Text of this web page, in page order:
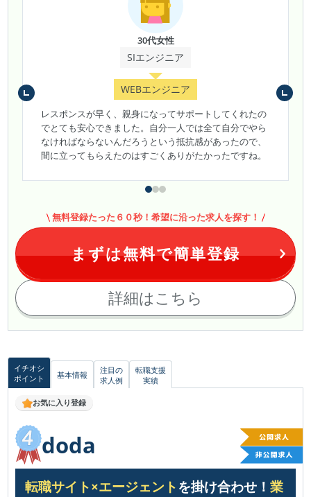
30代女性
SIエンジニア
WEBエンジニア
レスポンスが早く、親身になってサポートしてくれたの
でとても安心できました。自分一人では全て自分でやら
なければならないんだろうという抵抗感があったので、
間に立ってもらえたのはすごくありがたかったですね。
詳細はこちら
無料登録たった６０秒！希望に沿った求人を探す！
まずは無料で簡単登録
イチオシ
ポイント
基本情報
注目の
求人例
転職支援
実績
お気に入り登録
doda
転職サイト×エージェントを掛け合わせ！ 業